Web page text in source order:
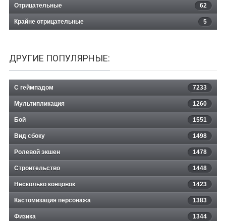
Отрицательные 62
Крайне отрицательные 5
ДРУГИЕ ПОПУЛЯРНЫЕ:
С геймпадом 7233
Мультипликация 1260
Бой 1551
Вид сбоку 1498
Ролевой экшен 1478
Строительство 1448
Несколько концовок 1423
Кастомизация персонажа 1383
Физика 1344